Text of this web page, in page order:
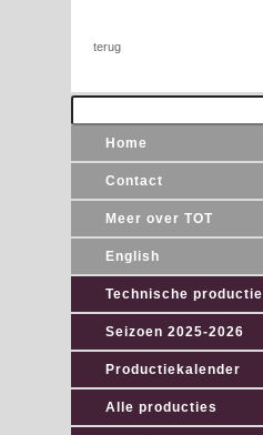
terug
Home
Contact
Meer over TOT
English
Technische productie
Seizoen 2025-2026
Productiekalender
Alle producties